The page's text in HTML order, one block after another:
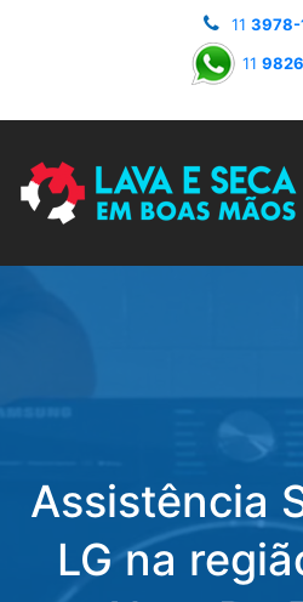
11 3978-
11
Assistência
LG na